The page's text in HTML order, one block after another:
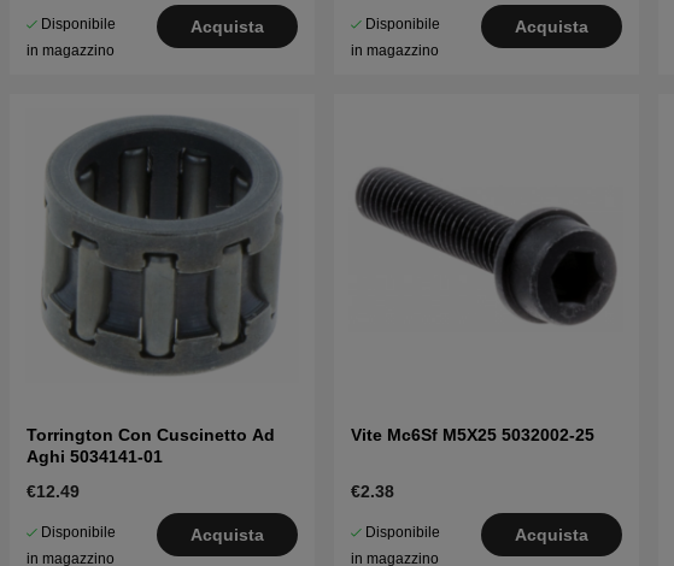
Disponibile
in magazzino
Acquista
Disponibile
in magazzino
Acquista
Torrington Con Cuscinetto Ad
Aghi 5034141-01
€12.49
Disponibile
in magazzino
Acquista
Vite Mc6Sf M5X25 5032002-25
€2.38
Disponibile
in magazzino
Acquista